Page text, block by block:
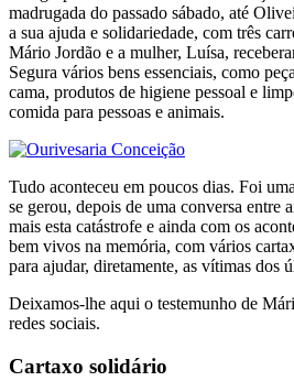
madrugada do passado sábado, até
a sua ajuda e solidariedade, com três
Mário Jordão e a mulher, Luísa,
Segura vários bens essenciais, como
cama, produtos de higiene pessoal e
comida para pessoas e animais.
Tudo aconteceu em poucos dias. Foi
se gerou, depois de uma conversa entre
mais esta catástrofe e ainda com os
bem vivos na memória, com vários
para ajudar, diretamente, as vítimas dos
Deixamos-lhe aqui o testemunho de
redes sociais.
Cartaxo solidário